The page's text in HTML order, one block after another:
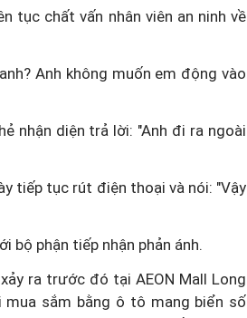
tục chất vấn nhân viên an ninh về
Anh không muốn em động vào
nhận diện trả lời: "Anh đi ra ngoài
tiếp tục rút điện thoại và nói: "Vậy
bộ phận tiếp nhận phản ánh.
ra trước đó tại AEON Mall Long
sắm bằng ô tô mang biển số